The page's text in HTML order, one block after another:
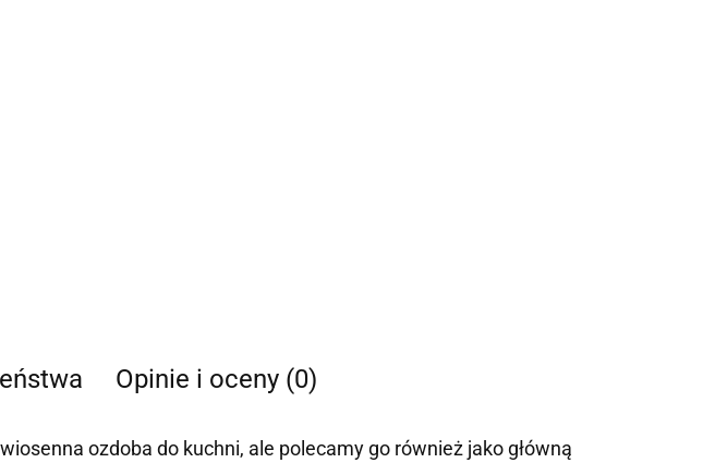
Opinie i oceny (0)
ozdoba do kuchni, ale polecamy go również jako główną